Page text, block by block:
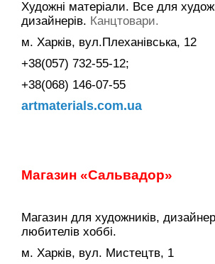
Художні матеріали. Все для
дизайнерів. Канцтовари.
м. Харків, вул.Плеханівська, 12
+38(057) 732-55-12;
+38(068) 146-07-55
artmaterials.com.ua
Магазин «Сальвадор»
Магазин для художників,
любителів хоббі.
м. Харків, вул. Мистецтв, 1